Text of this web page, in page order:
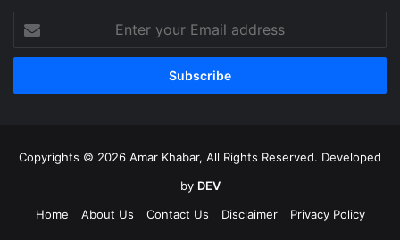
your
Email
Copyrights © 2026 Amar Khabar, All Rights Reserved. Developed
by DEV
Home
About Us Contact Us Disclaimer Privacy Policy